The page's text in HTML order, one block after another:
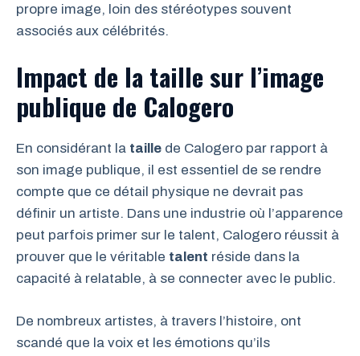
propre image, loin des stéréotypes souvent
associés aux célébrités.
Impact de la taille sur l’image
publique de Calogero
En considérant la taille de Calogero par rapport à
son image publique, il est essentiel de se rendre
compte que ce détail physique ne devrait pas
définir un artiste. Dans une industrie où l’apparence
peut parfois primer sur le talent, Calogero réussit à
prouver que le véritable talent réside dans la
capacité à relatable, à se connecter avec le public.
De nombreux artistes, à travers l’histoire, ont
scandé que la voix et les émotions qu’ils